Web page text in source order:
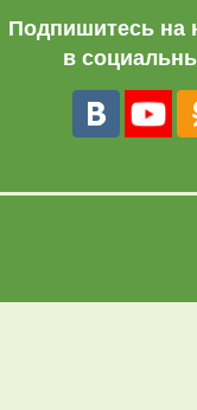
Подпишитесь на
в